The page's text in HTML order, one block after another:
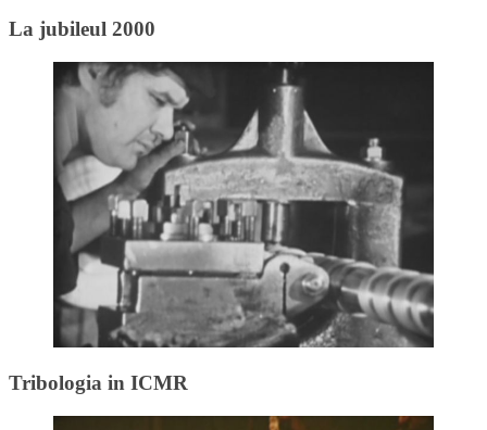
La jubileul 2000
Tribologia in ICMR